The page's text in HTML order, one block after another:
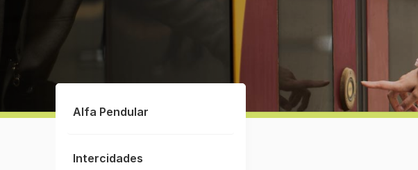
Alfa Pendular
Intercidades